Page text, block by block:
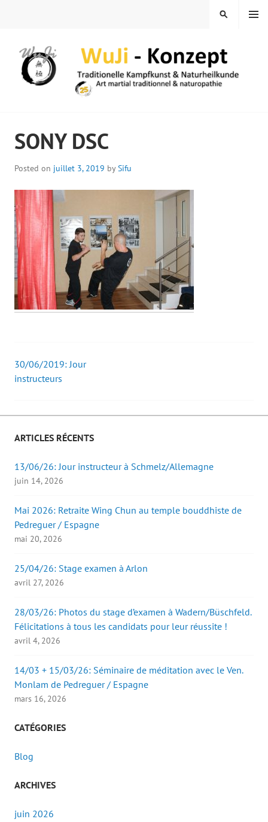
MENU
SEARCH
SONY DSC
Posted on juillet 3, 2019 bySifu
Post
30/06/2019: Jour
instructeurs
ARTICLES RÉCENTS
13/06/26: Jour instructeur à Schmelz/Allemagne
juin 14, 2026
Mai 2026: Retraite Wing Chun au temple bouddhiste de
Pedreguer / Espagne
mai 20, 2026
25/04/26: Stage examen à Arlon
avril 27, 2026
28/03/26: Photos du stage d’examen à Wadern/Büschfeld.
Félicitations à tous les candidats pour leur réussite !
avril 4, 2026
14/03 + 15/03/26: Séminaire de méditation avec le Ven.
Monlam de Pedreguer / Espagne
mars 16, 2026
CATÉGORIES
Blog
ARCHIVES
juin 2026